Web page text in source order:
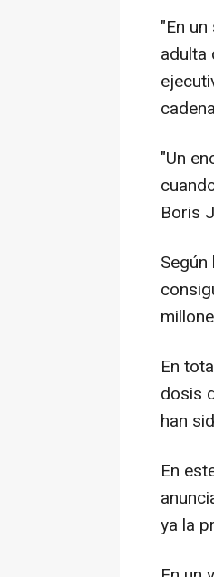
"En
adulta
"Un
Boris
En
dosis
han
En
ya la